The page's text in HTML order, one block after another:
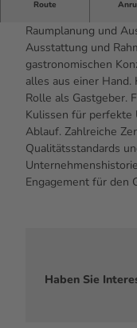
Route
Raumplanung und
Ausstattung und
gastronomischen
alles aus einer
Rolle als Gastgeber.
Kulissen für perfekte
Ablauf. Zahlreiche
Qualitätsstandards
Engagement für den
Haben Sie